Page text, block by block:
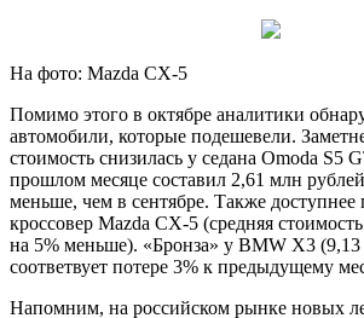
На фото: Mazda CX-5
Помимо этого в октябре аналитики
автомобили, которые подешевели.
стоимость снизилась у седана Omoda S5
прошлом месяце составил 2,61 млн
меньше, чем в сентябре. Также доступнее
кроссовер Mazda CX-5 (средняя
на 5% меньше). «Бронза» у BMW X3
соответвует потере 3% к предыдущему
Напомним, на российском рынке новых